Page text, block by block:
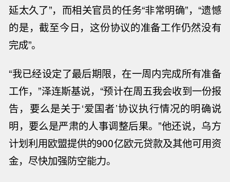
延太久了”，而相关官员的任务“非常明确”，“遗憾
的是，截至今日，这份协议的准备工作仍然没有
完成”。
“我已经设定了最后期限，在一周内完成所有准备
工作，”泽连斯基说，“预计在周五我会收到一份报
告，要么是关于‘爱国者’协议执行情况的明确说
明，要么是严肃的人事调整后果。”他还说，乌方
计划利用欧盟提供的900亿欧元贷款及其他可用资
金，尽快加强防空能力。